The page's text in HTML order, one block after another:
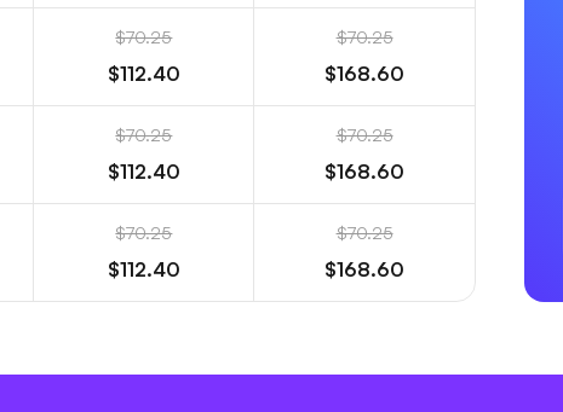
$70.25
$112.40
$70.25
$168.60
$70.25
$112.40
$70.25
$168.60
$70.25
$112.40
$70.25
$168.60